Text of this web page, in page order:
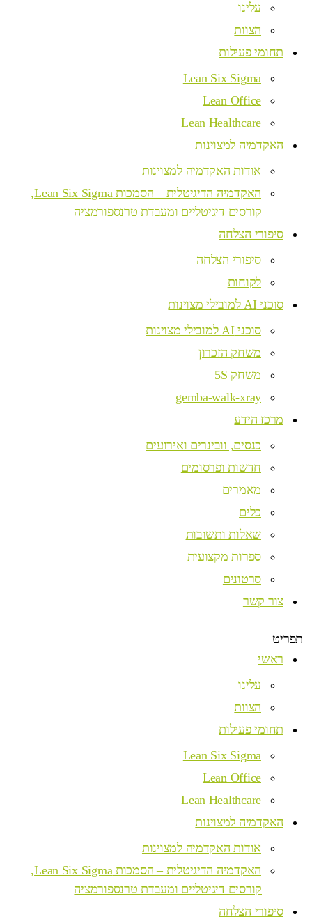
עלינו
הצוות
תחומי פעילות
Lean Six Sigma
Lean Office
Lean Healthcare
האקדמיה למצוינות
אודות האקדמיה למצוינות
האקדמיה הדיגיטלית – הסמכות Lean Six Sigma,
קורסים דיגיטליים ומעבדת טרנספורמציה
סיפורי הצלחה
סיפורי הצלחה
לקוחות
סוכני AI למובילי מצוינות
סוכני AI למובילי מצוינות
משחק הזכרון
משחק 5S
gemba-walk-xray
מרכז הידע
כנסים, וובינרים ואירועים
חדשות ופרסומים
מאמרים
כלים
שאלות ותשובות
ספרות מקצועית
סרטונים
צור קשר
תפריט
ראשי
עלינו
הצוות
תחומי פעילות
Lean Six Sigma
Lean Office
Lean Healthcare
האקדמיה למצוינות
אודות האקדמיה למצוינות
האקדמיה הדיגיטלית – הסמכות Lean Six Sigma,
קורסים דיגיטליים ומעבדת טרנספורמציה
סיפורי הצלחה